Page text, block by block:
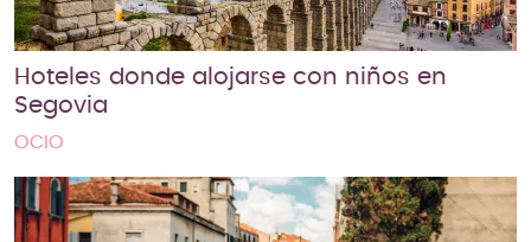
Hoteles donde alojarse con niños en
Segovia
OCIO